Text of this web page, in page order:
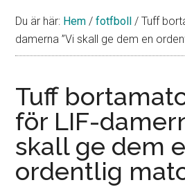
Troja
Ljungby
Du är här: Hem / fotfboll / Tuff
damerna ”Vi skall ge dem en
Tuff
för LIF-
skall ge dem
ordentlig